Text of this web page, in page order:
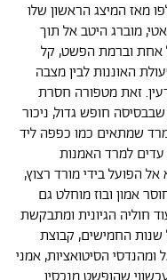
מאז המיצג הראשון שלו
מוברג היטב אל תוך
אחת וברמת הפשט, קל
האוננות לבין מצבה
זאת מטפורה חסרת
חופש גדול, ניכור
מרד שמתאים כמו כפפה ליד
עדים למרד האמנות
הפועל בידי מורד רצוץ,
אמון ובוז מוחלט גם
חוליה הגיונית ומתבקשת
שנות החמישים, קבוצת
ומהנדסי הסיטואציות, אמני